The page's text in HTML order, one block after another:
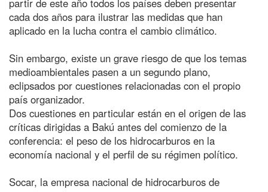
partir de este año todos los países deben presentar
cada dos años para ilustrar las medidas que han
aplicado en la lucha contra el cambio climático.
Sin embargo, existe un grave riesgo de que los temas
medioambientales pasen a un segundo plano,
eclipsados por cuestiones relacionadas con el propio
país organizador.
Dos cuestiones en particular están en el origen de las
críticas dirigidas a Bakú antes del comienzo de la
conferencia: el peso de los hidrocarburos en la
economía nacional y el perfil de su régimen político.
Socar, la empresa nacional de hidrocarburos de